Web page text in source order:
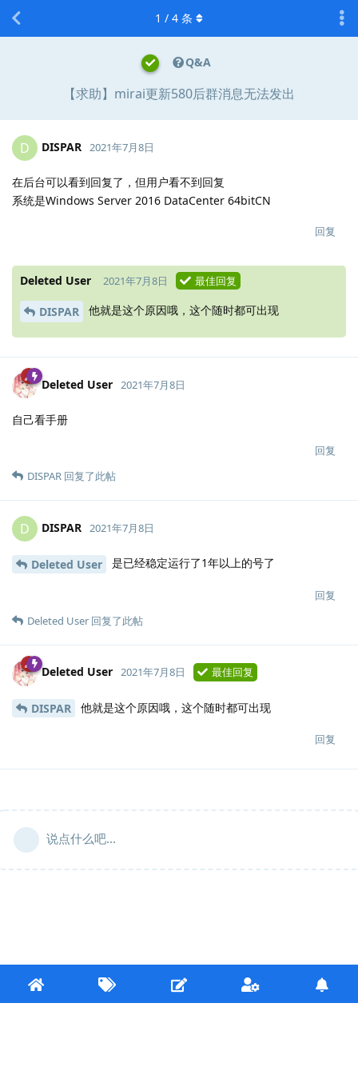
Q&A
【求助】mirai更新580后群消息无法发出
1 / 4 条
D DISPAR 2021年7月8日
在后台可以看到回复了，但用户看不到回复
系统是Windows Server 2016 DataCenter 64bitCN
回复
Deleted User 2021年7月8日 最佳回复
DISPAR 他就是这个原因哦，这个随时都可出现
Deleted User 2021年7月8日
自己看手册
回复
DISPAR 回复了此帖
D DISPAR 2021年7月8日
Deleted User 是已经稳定运行了1年以上的号了
回复
Deleted User 回复了此帖
Deleted User 2021年7月8日 最佳回复
DISPAR 他就是这个原因哦，这个随时都可出现
回复
说点什么吧...